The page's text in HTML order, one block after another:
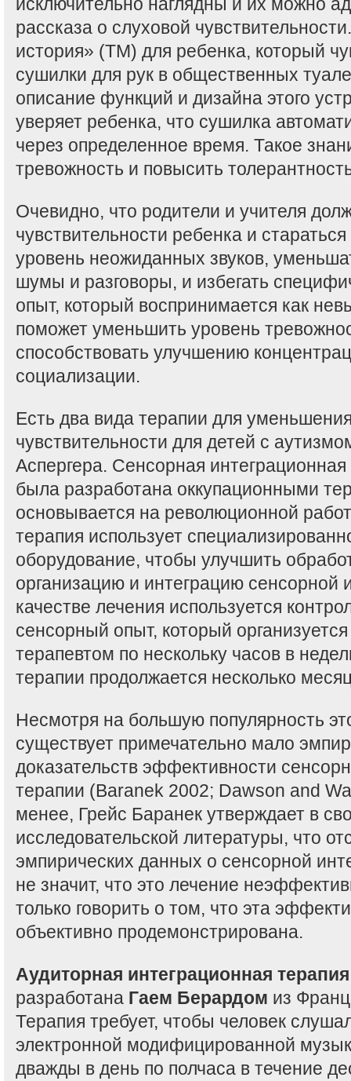
рассказа о слуховой
история» (ТМ) для ребенка, который
сушилки для рук в общественных
описание функций и дизайна этого
уверяет ребенка, что сушилка
через определенное время. Такое
тревожность и повысить
Очевидно, что родители и учителя
чувствительности ребенка и
уровень неожиданных звуков,
шумы и разговоры, и избегать
опыт, который воспринимается как
поможет уменьшить уровень
способствовать улучшению
социализации.
Есть два вида терапии для
чувствительности для детей с
Аспергера. Сенсорная
была разработана оккупационными
основывается на революционной
терапия использует
оборудование, чтобы улучшить
организацию и интеграцию
качестве лечения используется
сенсорный опыт, который
терапевтом по нескольку часов в
терапии продолжается несколько
Несмотря на большую популярность
существует примечательно мало
доказательств эффективности
терапии (Baranek 2002; Dawson and
менее, Грейс Баранек утверждает в
исследовательской литературы, что
эмпирических данных о сенсорной
не значит, что это лечение
только говорить о том, что эта
объективно продемонстрирована.
Аудиторная интеграционная
разработана Гаем Берардом из
Терапия требует, чтобы человек
электронной модифицированной
дважды в день по полчаса в течение